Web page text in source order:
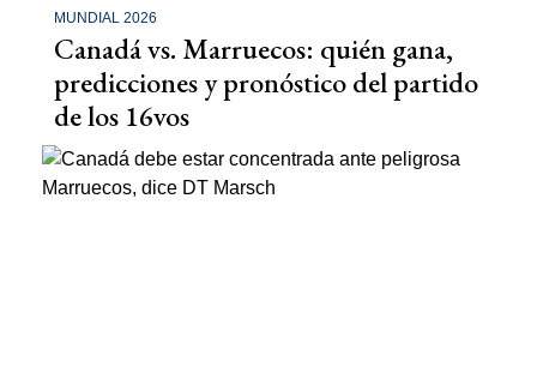
MUNDIAL 2026
Canadá vs. Marruecos: quién gana,
predicciones y pronóstico del partido
de los 16vos